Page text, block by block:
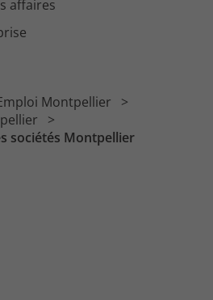
affaires
publics
Montpellier
sociétés Montpellier